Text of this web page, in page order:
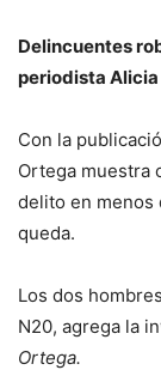
Delincuentes
periodista
Con la
Ortega muestra
delito en menos
queda.
Los dos
N20, agrega la
Ortega.